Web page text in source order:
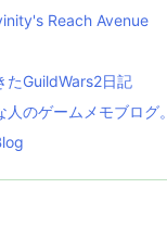
Reach Avenue
たGuildWars2日記
人のゲームメモブログ。